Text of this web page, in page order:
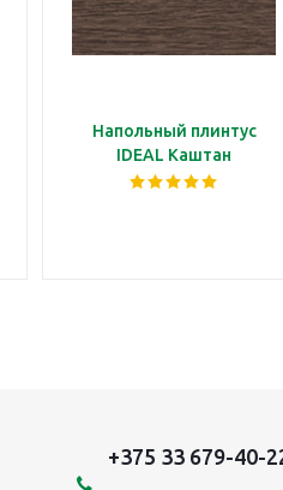
Напольный плинтус
IDEAL Каштан
+375 33 679-40-